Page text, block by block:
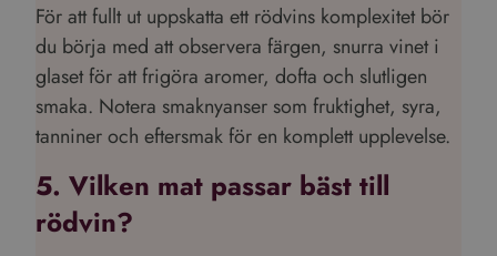
För att fullt ut uppskatta ett rödvins komplexitet bör
du börja med att observera färgen, snurra vinet i
glaset för att frigöra aromer, dofta och slutligen
smaka. Notera smaknyanser som fruktighet, syra,
tanniner och eftersmak för en komplett upplevelse.
5. Vilken mat passar bäst till
rödvin?